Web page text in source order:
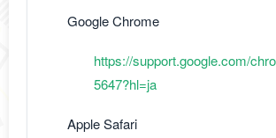
Google Chrome
https://support.google.com/
5647?hl=ja
Apple Safari